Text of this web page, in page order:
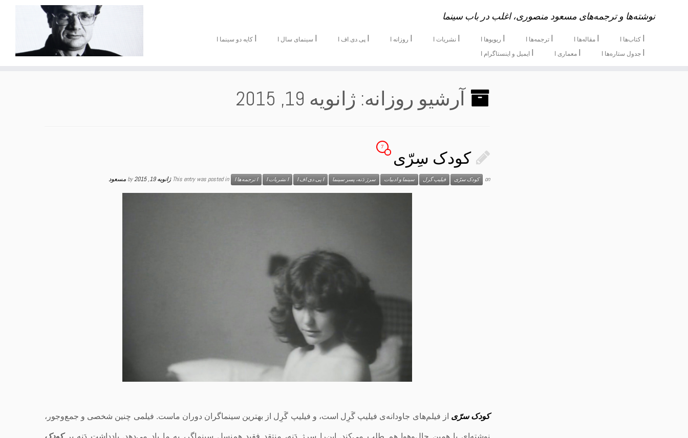
نوشته‌ها و ترجمه‌های مسعود منصوری، اغلب در باب سینما
ا کتاب‌ها ا ا مقاله‌ها ا ا ترجمه‌ها ا ا ریویوها ا ا نشریات ا ا روزانه ا ا پی.دی.اف‌ ا ا سینمای سال ا ا کایه دو سینما ا
ا جدول ستاره‌ها ا ا معماری ا ا ایمیل و اینستاگرام ا
ژانویه 19, 2015
کودک سِرّی
7
This entry was posted in ا ترجمه‌ها ا ا نشریات ا ا پی.دی.اف‌ ا سرژ دَنه، پسر سینما سینما و ادبیات فیلیپ گرل کودک سرّی on ژانویه 19, 2015 by مسعود
کودک سرّی از فیلم‌های جاودانه‌ی فیلیپ گَرِل است، و فیلیپ گَرِل از بهترین سینماگران دوران ماست. فیلمی چنین شخصی و جمع‌وجور،
نوشته‌ای با همین حال‌وهوا هم طلب می‌کند. این‌را سرژ دَنِه، منتقد فقیدِ هم‌نسلِ سینماگر، به ما یاد می‌دهد. یادداشت دَنه برکودک